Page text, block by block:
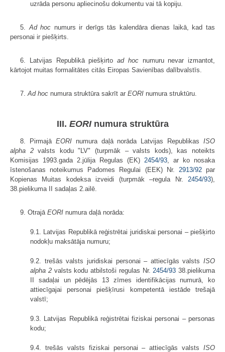
uzrāda personu apliecinošu dokumentu vai tā kopiju.
5.Ad hoc numurs ir derīgs tās kalendāra dienas laikā, kad tas
personai ir piešķirts.
6. Latvijas Republikā piešķirto ad hocnumuru nevar izmantot,
kārtojot muitas formalitātes citās Eiropas Savienības dalībvalstīs.
7.Ad hoc numura struktūra sakrīt ar EORI numura struktūru.
III. EORInumura struktūra
8. Pirmajā EORInumura daļā norāda Latvijas Republikas ISO
alpha 2valsts kodu "LV" (turpmāk – valsts kods), kas noteikts
Komisijas 1993.gada 2.jūlija Regulas (EK) 2454/93 , ar ko nosaka
īstenošanas noteikumus Padomes Regulai (EEK) Nr. 2913/92par
Kopienas Muitas kodeksa izveidi (turpmāk –regula Nr. 2454/93),
38.pielikuma II sadaļas 2.ailē.
9. Otrajā EORI numura daļā norāda:
9.1. Latvijas Republikā reģistrētai juridiskai personai – piešķirto
nodokļu maksātāja numuru;
9.2. trešās valsts juridiskai personai – attiecīgās valsts ISO
alpha 2valsts kodu atbilstoši regulas Nr. 2454/93 38.pielikuma
II sadaļai un pēdējās 13 zīmes identifikācijas numurā, ko
attiecīgajai personai piešķīrusi kompetentā iestāde trešajā
valstī;
9.3. Latvijas Republikā reģistrētai fiziskai personai – personas
kodu;
9.4. trešās valsts fiziskai personai – attiecīgās valsts ISO